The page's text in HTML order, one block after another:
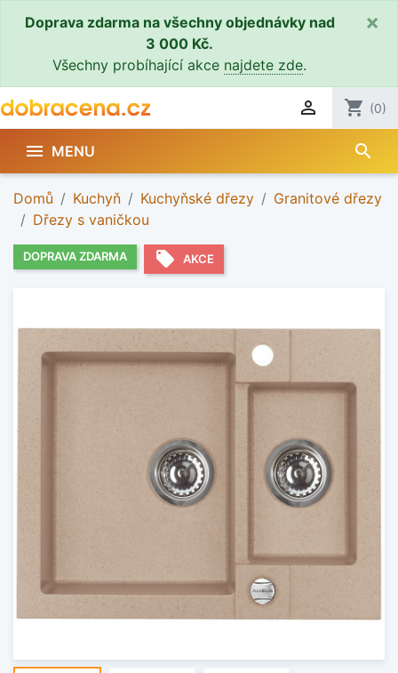
Doprava zdarma na všechny objednávky nad
3 000 Kč.
Všechny probíhající akce najdete zde.
×
 shopping_cart (0)
 MENU search
Domů Kuchyň Kuchyňské dřezy
Granitové dřezy
Dřezy s vaničkou
DOPRAVA ZDARMA local_offer AKCE